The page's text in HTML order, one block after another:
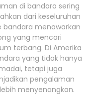
di bandara sering
dari keseluruhan
bandara menawarkan
yang mencari
terbang. Di Amerika
yang tidak hanya
tetapi juga
pengalaman
menyenangkan.